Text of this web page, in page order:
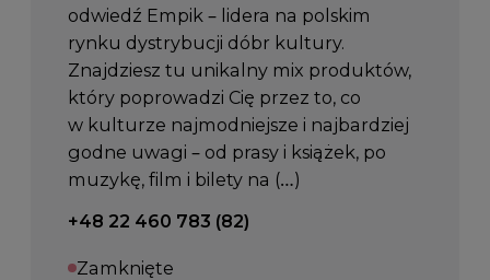
odwiedź Empik – lidera na polskim
rynku dystrybucji dóbr kultury.
Znajdziesz tu unikalny mix produktów,
który poprowadzi Cię przez to, co
w kulturze najmodniejsze i najbardziej
godne uwagi – od prasy i książek, po
muzykę, film i bilety na (…)
Telefon kontaktowy:
+48 22 460 783 (82)
Zamknięte